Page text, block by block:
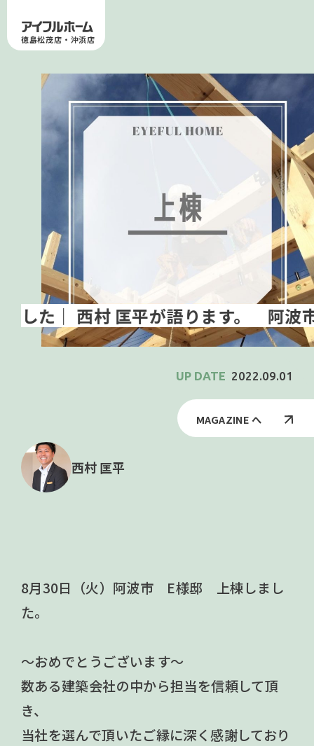
徳島松茂店・沖浜店
阿波
2022.09.01
MAGAZINE へ
西村 匡平
8月30日（火）阿波市 E様邸 上棟しまし
た。
～おめでとうございます～
数ある建築会社の中から担当を信頼して頂
き、
当社を選んで頂いたご縁に深く感謝しており